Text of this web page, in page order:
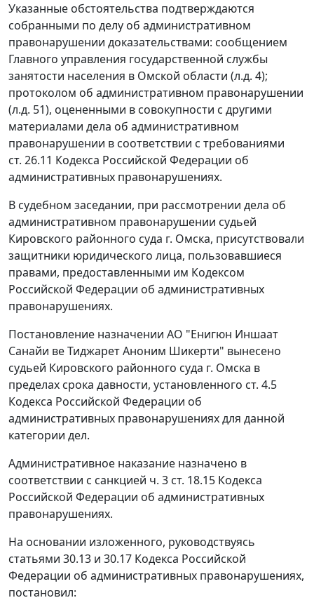
Указанные обстоятельства подтверждаются
собранными по делу об административном
правонарушении доказательствами: сообщением
Главного управления государственной службы
занятости населения в Омской области (л.д. 4);
протоколом об административном правонарушении
(л.д. 51), оцененными в совокупности с другими
материалами дела об административном
правонарушении в соответствии с требованиями
ст. 26.11 Кодекса Российской Федерации об
административных правонарушениях.
В судебном заседании, при рассмотрении дела об
административном правонарушении судьей
Кировского районного суда г. Омска, присутствовали
защитники юридического лица, пользовавшиеся
правами, предоставленными им Кодексом
Российской Федерации об административных
правонарушениях.
Постановление назначении АО "Енигюн Иншаат
Санайи ве Тиджарет Аноним Шикерти" вынесено
судьей Кировского районного суда г. Омска в
пределах срока давности, установленного ст. 4.5
Кодекса Российской Федерации об
административных правонарушениях для данной
категории дел.
Административное наказание назначено в
соответствии с санкцией ч. 3 ст. 18.15 Кодекса
Российской Федерации об административных
правонарушениях.
На основании изложенного, руководствуясь
статьями 30.13 и 30.17 Кодекса Российской
Федерации об административных правонарушениях,
постановил: